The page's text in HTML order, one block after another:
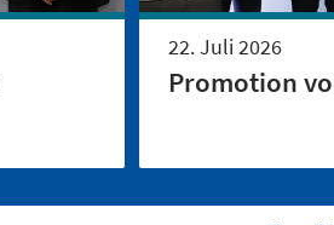
22. Juli 2026
Promotion